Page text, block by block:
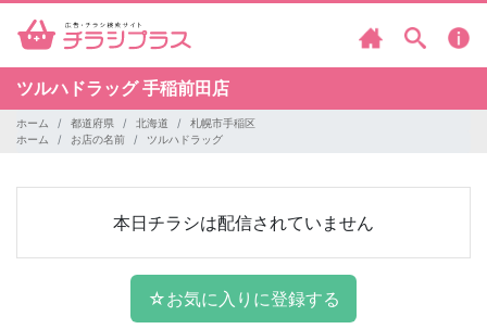
ツルハドラッグ手稲前田店
ホーム 都道府県 北海道
札幌市手稲区
ホーム
お店の名前 ツルハドラッグ
本日チラシは配信されていません